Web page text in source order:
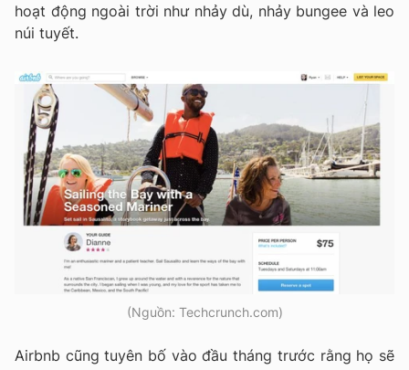
hoạt động ngoài trời như nhảy dù, nhảy bungee và leo
núi tuyết.
(Nguồn: Techcrunch.com)
Airbnb cũng tuyên bố vào đầu tháng trước rằng họ sẽ